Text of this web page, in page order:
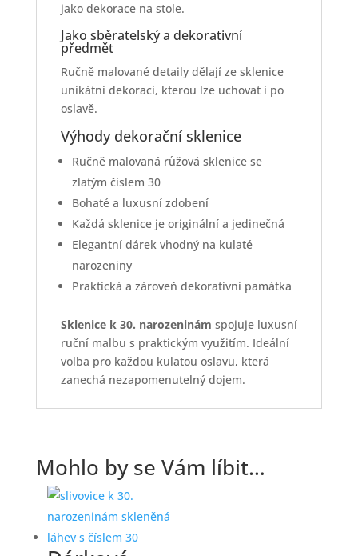
jako dekorace na stole.
Jako sběratelský a dekorativní
předmět
Ručně malované detaily dělají ze sklenice
unikátní dekoraci, kterou lze uchovat i po
oslavě.
Výhody dekorační sklenice
Ručně malovaná růžová sklenice se
zlatým číslem 30
Bohaté a luxusní zdobení
Každá sklenice je originální a jedinečná
Elegantní dárek vhodný na kulaté
narozeniny
Praktická a zároveň dekorativní památka
Sklenice k 30. narozeninám spojuje luxusní
ruční malbu s praktickým využitím. Ideální
volba pro každou kulatou oslavu, která
zanechá nezapomenutelný dojem.
Mohlo by se Vám líbit…